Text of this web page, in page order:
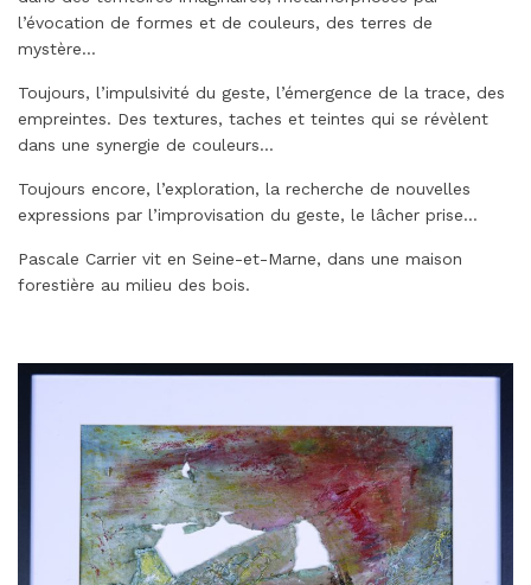
l’évocation de formes et de couleurs, des terres de
mystère…
Toujours, l’impulsivité du geste, l’émergence de la trace, des
empreintes. Des textures, taches et teintes qui se révèlent
dans une synergie de couleurs…
Toujours encore, l’exploration, la recherche de nouvelles
expressions par l’improvisation du geste, le lâcher prise…
Pascale Carrier vit en Seine-et-Marne, dans une maison
forestière au milieu des bois.